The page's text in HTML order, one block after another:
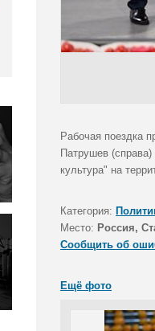
Рабочая поездка
Патрушев
культура" на
Категория:
Место: Россия,
Сообщить об
Ещё фото